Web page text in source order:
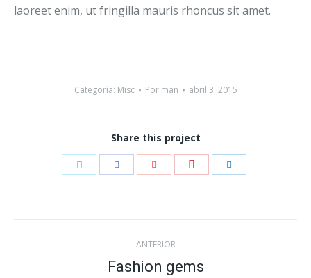
laoreet enim, ut fringilla mauris rhoncus sit amet.
Categoría: Misc Por man abril 3, 2015
Share this project
Compartir Compartir Compartir
Compartir
Navegación
ANTERIOR
Proyecto
Fashion gems